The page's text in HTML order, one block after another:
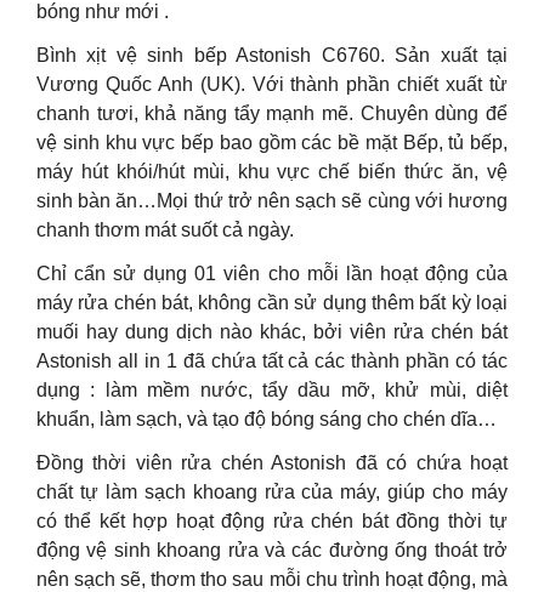
bóng như mới .
Bình xịt vệ sinh bếp Astonish C6760. Sản xuất tại
Vương Quốc Anh (UK). Với thành phần chiết xuất từ
chanh tươi, khả năng tẩy mạnh mẽ. Chuyên dùng để
vệ sinh khu vực bếp bao gồm các bề mặt Bếp, tủ bếp,
máy hút khói/hút mùi, khu vực chế biến thức ăn, vệ
sinh bàn ăn…Mọi thứ trở nên sạch sẽ cùng với hương
chanh thơm mát suốt cả ngày.
Chỉ cẩn sử dụng 01 viên cho mỗi lần hoạt động của
máy rửa chén bát, không cần sử dụng thêm bất kỳ loại
muối hay dung dịch nào khác, bởi viên rửa chén bát
Astonish all in 1 đã chứa tất cả các thành phần có tác
dụng : làm mềm nước, tẩy dầu mỡ, khử mùi, diệt
khuẩn, làm sạch, và tạo độ bóng sáng cho chén dĩa…
Đồng thời viên rửa chén Astonish đã có chứa hoạt
chất tự làm sạch khoang rửa của máy, giúp cho máy
có thể kết hợp hoạt động rửa chén bát đồng thời tự
động vệ sinh khoang rửa và các đường ống thoát trở
nên sạch sẽ, thơm tho sau mỗi chu trình hoạt động, mà